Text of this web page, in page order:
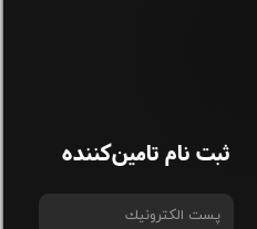
ثبت نام تامین‌کننده